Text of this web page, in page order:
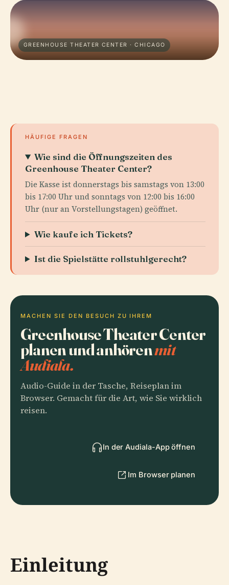
GREENHOUSE THEATER CENTER · CHICAGO
HÄUFIGE FRAGEN
Wie sind die Öffnungszeiten des
Greenhouse Theater Center?
Die Kasse ist donnerstags bis samstags von 13:00
bis 17:00 Uhr und sonntags von 12:00 bis 16:00
Uhr (nur an Vorstellungstagen) geöffnet.
Wie kaufe ich Tickets?
Ist die Spielstätte rollstuhlgerecht?
MACHEN SIE DEN BESUCH ZU IHREM
Greenhouse Theater Center
planen und anhörenmit
Audiala.
Audio-Guide in der Tasche, Reiseplan im
Browser. Gemacht für die Art, wie Sie wirklich
reisen.
In der Audiala-App öffnen
Im Browser planen
Einleitung